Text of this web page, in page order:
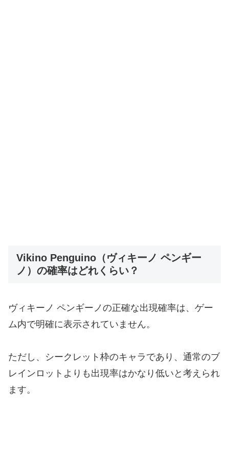
Vikino Penguino（ヴィキーノ ペンギー
ノ）の確率はどれくらい？
ヴィキーノ ペンギーノの正確な出現確率は、ゲー
ム内で明確に表示されていません。
ただし、シークレット枠のキャラであり、通常のブ
レインロットよりも出現率はかなり低いと考えられ
ます。